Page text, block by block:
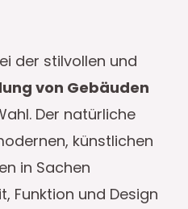
der stilvollen und
von Gebäuden
Der natürliche
künstlichen
in Sachen
Funktion und Design